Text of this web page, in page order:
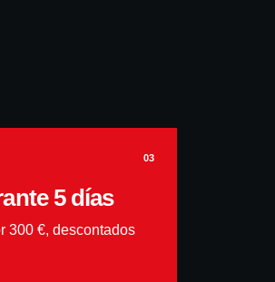
03
5 días
300 €, descontados